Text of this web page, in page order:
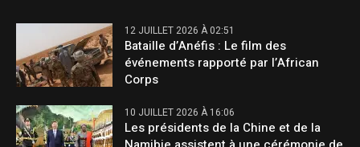
12 JUILLET 2026 À 02:51
Bataille d’Anéfis : Le film des
événements rapporté par l’African
Corps
10 JUILLET 2026 À 16:06
Les présidents de la Chine et de la